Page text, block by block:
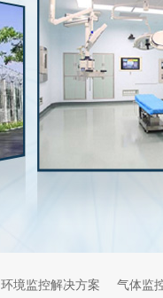
环境监控解决方案 气体监